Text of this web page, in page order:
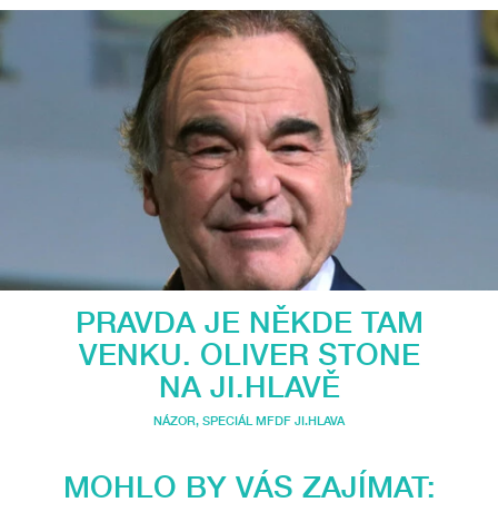
PRAVDA JE NĚKDE TAM
VENKU. OLIVER STONE
NA JI.HLAVĚ
NÁZOR, SPECIÁL MFDF JI.HLAVA
MOHLO BY VÁS ZAJÍMAT: